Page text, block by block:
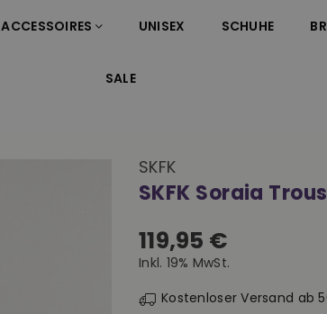
ACCESSOIRES UNISEX SCHUHE
SALE
SKFK
SKFK Soraia
Normaler
Preis
119,95 €
Inkl. 19% MwSt.
Kostenloser Versand ab